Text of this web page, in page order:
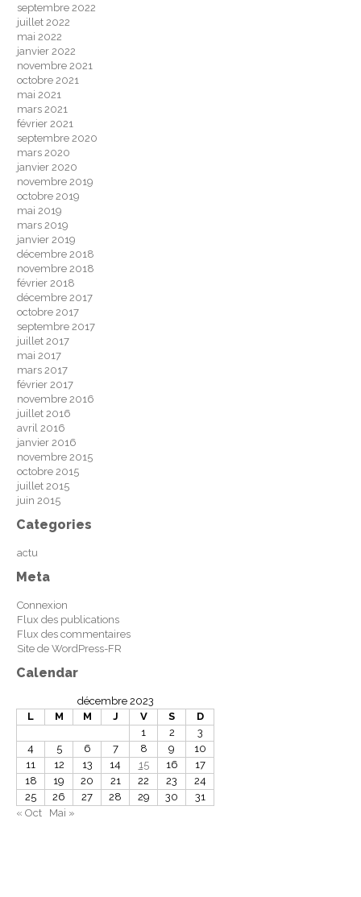
septembre 2022
juillet 2022
mai 2022
janvier 2022
novembre 2021
octobre 2021
mai 2021
mars 2021
février 2021
septembre 2020
mars 2020
janvier 2020
novembre 2019
octobre 2019
mai 2019
mars 2019
janvier 2019
décembre 2018
novembre 2018
février 2018
décembre 2017
octobre 2017
septembre 2017
juillet 2017
mai 2017
mars 2017
février 2017
novembre 2016
juillet 2016
avril 2016
janvier 2016
novembre 2015
octobre 2015
juillet 2015
juin 2015
Categories
actu
Meta
Connexion
Flux des publications
Flux des commentaires
Site de WordPress-FR
Calendar
décembre 2023
L
M M J V S
D
1
2
3
4
5 6 7 8 9
10
11
12 13 14 15 16
17
18
19 20 21 22 23
24
25
26 27 28 29 30
31
« Oct
Mai »